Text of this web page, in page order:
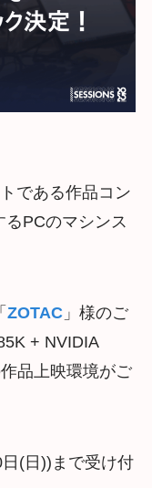
である作品コン
PCのマシンス
ZOTAC」様のご
+ NVIDIA
品上映環境がご
(日))まで受け付